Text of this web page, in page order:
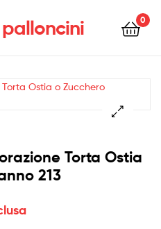
0
Torta Ostia
213